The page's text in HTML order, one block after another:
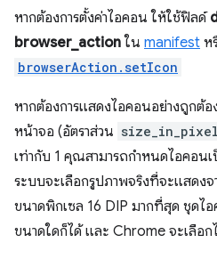
หากต้องการตั้งค่าไอคอน ให้ใช้ฟิลด์
browser_action ใน manifest ห
browserAction.setIcon
หากต้องการแสดงไอคอนอย่างถูกต้
หน้าจอ (อัตราส่วน
เท่ากับ 1 คุณสามารถกำหนดไอคอน
ระบบจะเลือกรูปภาพจริงที่จะแสดง
ขนาดพิกเซล 16 DIP มากที่สุด ชุดไ
ขนาดใดก็ได้ และ Chrome จะเลือ